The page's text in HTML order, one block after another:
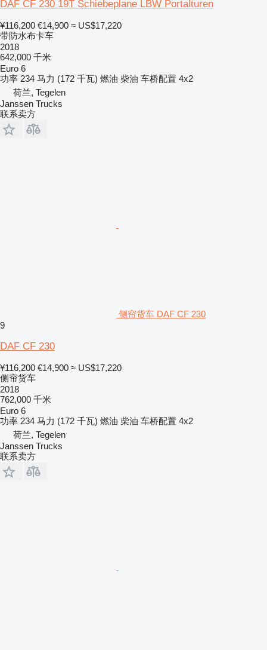
DAF CF 230 19T Schiebeplane LBW Portalturen
¥116,200 €14,900 ≈ US$17,220
带防水布卡车
2018
642,000 千米
Euro 6
功率 234 马力 (172 千瓦) 燃油 柴油 车桥配置 4x2
荷兰, Tegelen
Janssen Trucks
联系卖方
侧帘货车 DAF CF 230
9
DAF CF 230
¥116,200 €14,900 ≈ US$17,220
侧帘货车
2018
762,000 千米
Euro 6
功率 234 马力 (172 千瓦) 燃油 柴油 车桥配置 4x2
荷兰, Tegelen
Janssen Trucks
联系卖方